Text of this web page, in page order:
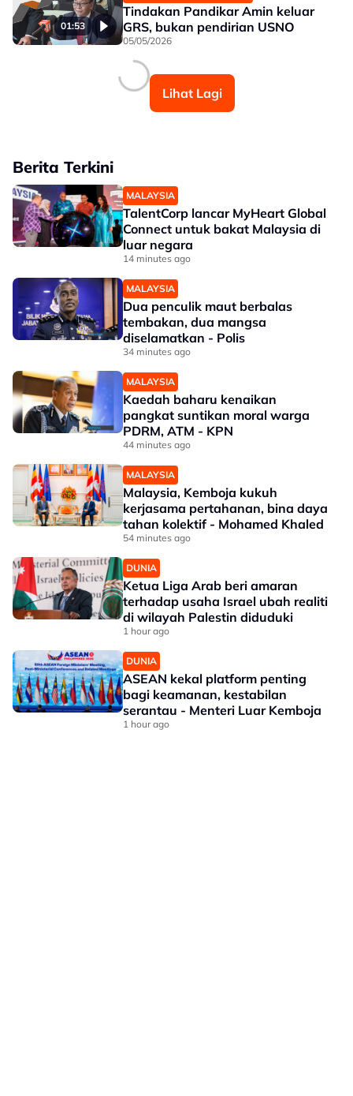
01:53
Tindakan Pandikar Amin keluar
GRS, bukan pendirian USNO
05/05/2026
Lihat Lagi
Berita Terkini
MALAYSIA
TalentCorp lancar MyHeart Global
Connect untuk bakat Malaysia di
luar negara
14 minutes ago
MALAYSIA
Dua penculik maut berbalas
tembakan, dua mangsa
diselamatkan - Polis
34 minutes ago
MALAYSIA
Kaedah baharu kenaikan
pangkat suntikan moral warga
PDRM, ATM - KPN
44 minutes ago
MALAYSIA
Malaysia, Kemboja kukuh
kerjasama pertahanan, bina daya
tahan kolektif - Mohamed Khaled
54 minutes ago
DUNIA
Ketua Liga Arab beri amaran
terhadap usaha Israel ubah realiti
di wilayah Palestin diduduki
1 hour ago
DUNIA
ASEAN kekal platform penting
bagi keamanan, kestabilan
serantau - Menteri Luar Kemboja
1 hour ago